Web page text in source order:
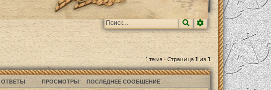
ПоискРасширенный
1 тема • Страница 1из1
ОТВЕТЫ ПРОСМОТРЫ ПОСЛЕДНЕЕ СООБЩЕНИЕ